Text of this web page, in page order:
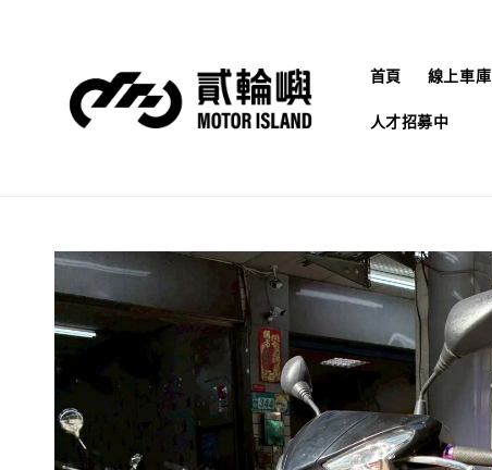
首頁 線上車庫
人才招募中